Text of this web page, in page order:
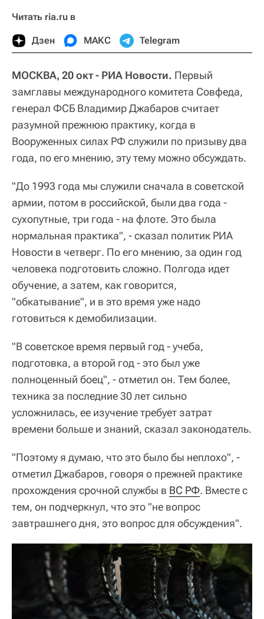
Читать ria.ru в
Дзен МАКС Telegram
МОСКВА, 20 окт - РИА Новости. Первый
замглавы международного комитета Совфеда,
генерал ФСБ Владимир Джабаров считает
разумной прежнюю практику, когда в
Вооруженных силах РФ служили по призыву два
года, по его мнению, эту тему можно обсуждать.
"До 1993 года мы служили сначала в советской
армии, потом в российской, были два года -
сухопутные, три года - на флоте. Это была
нормальная практика", - сказал политик РИА
Новости в четверг. По его мнению, за один год
человека подготовить сложно. Полгода идет
обучение, а затем, как говорится,
"обкатывание", и в это время уже надо
готовиться к демобилизации.
"В советское время первый год - учеба,
подготовка, а второй год - это был уже
полноценный боец", - отметил он. Тем более,
техника за последние 30 лет сильно
усложнилась, ее изучение требует затрат
времени больше и знаний, сказал законодатель.
"Поэтому я думаю, что это было бы неплохо", -
отметил Джабаров, говоря о прежней практике
прохождения срочной службы в ВС РФ. Вместе с
тем, он подчеркнул, что это "не вопрос
завтрашнего дня, это вопрос для обсуждения".